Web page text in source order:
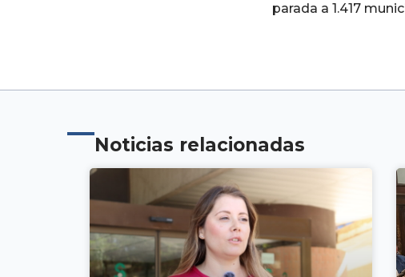
parada a 1.417
Noticias relacionadas